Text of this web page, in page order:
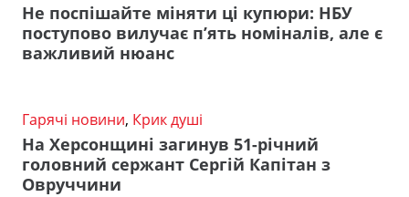
Не поспішайте міняти ці купюри: НБУ
поступово вилучає п’ять номіналів, але є
важливий нюанс
Гарячі новини, Крик душі
На Херсонщині загинув 51-річний
головний сержант Сергій Капітан з
Овруччини